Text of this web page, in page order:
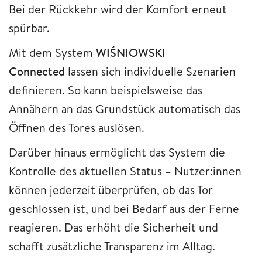
Bei der Rückkehr wird der Komfort erneut
spürbar.
Mit dem System WIŚNIOWSKI
Connected lassen sich individuelle Szenarien
definieren. So kann beispielsweise das
Annähern an das Grundstück automatisch das
Öffnen des Tores auslösen.
Darüber hinaus ermöglicht das System die
Kontrolle des aktuellen Status – Nutzer:innen
können jederzeit überprüfen, ob das Tor
geschlossen ist, und bei Bedarf aus der Ferne
reagieren. Das erhöht die Sicherheit und
schafft zusätzliche Transparenz im Alltag.